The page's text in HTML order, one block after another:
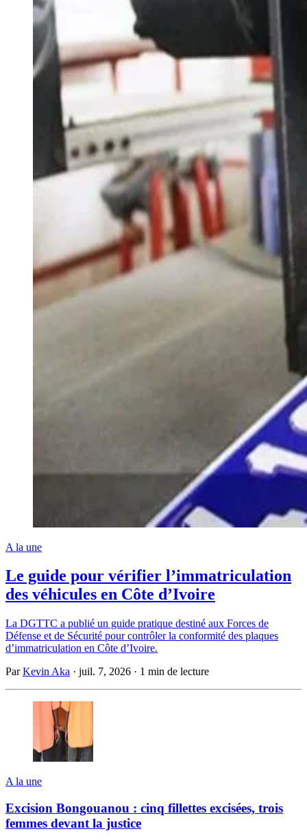
A la une
Le guide pour vérifier l’immatriculation
des véhicules en Côte d’Ivoire
La DGTTC a publié un guide pratique destiné aux Forces de
Défense et de Sécurité pour contrôler la conformité des plaques
d’immatriculation en Côte d’Ivoire.
ParKevin Aka · juil. 7, 2026 · 1 min de lecture
A la une
Excision Bongouanou : cinq fillettes excisées, trois
femmes devant la justice